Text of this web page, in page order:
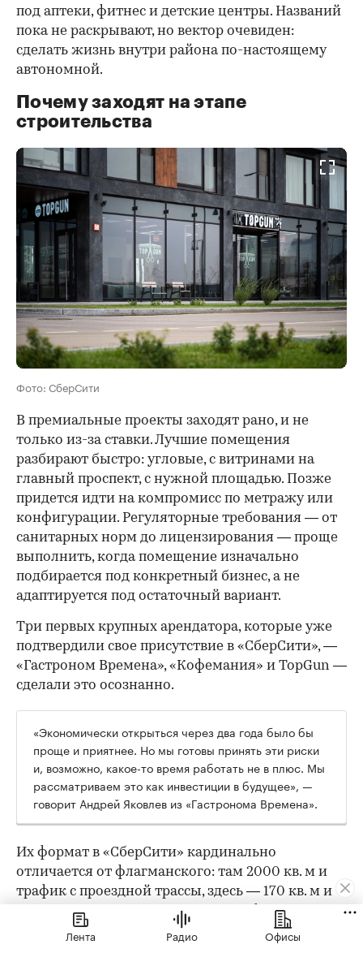
под аптеки, фитнес и детские центры. Названий
пока не раскрывают, но вектор очевиден:
сделать жизнь внутри района по-настоящему
автономной.
Почему заходят на этапе
строительства
Фото: СберСити
В премиальные проекты заходят рано, и не
только из-за ставки. Лучшие помещения
разбирают быстро: угловые, с витринами на
главный проспект, с нужной площадью. Позже
придется идти на компромисс по метражу или
конфигурации. Регуляторные требования — от
санитарных норм до лицензирования — проще
выполнить, когда помещение изначально
подбирается под конкретный бизнес, а не
адаптируется под остаточный вариант.
Три первых крупных арендатора, которые уже
подтвердили свое присутствие в «СберСити», —
«Гастроном Времена», «Кофемания» и TopGun —
сделали это осознанно.
«Экономически открыться через два года было бы
проще и приятнее. Но мы готовы принять эти риски
и, возможно, какое-то время работать не в плюс. Мы
рассматриваем это как инвестиции в будущее», —
говорит Андрей Яковлев из «Гастронома Времена».
Их формат в «СберСити» кардинально
отличается от флагманского: там 2000 кв. м и
трафик с проездной трассы, здесь — 170 кв. м и
другая поведенческая модель. «Во флагмане
люди специально едут за большой корзиной.
Лента Радио Офисы